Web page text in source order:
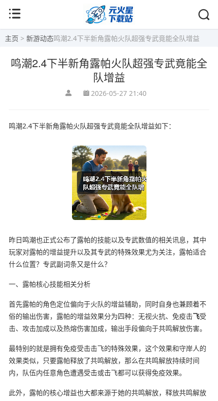
主页 > 新游动态鸣潮2.4下半新角露帕火队超强专武竟能全队增益
鸣潮2.4下半新角露帕火队超强专武竟能全
队增益
2026-05-27 21:40
鸣潮2.4下半新角露帕火队超强专武竟能全队增益如下：
昨日鸣潮也正式公布了露帕的技能以及专武数值的相关讯息，其中
玩家对露帕的增益提升以及其专武的特殊效果尤为关注，露帕适合
什么位置？专武副词条又是什么？
一、露帕核心技能相关分析
首先露帕的角色定位偏向于火队的增益辅助，同时自身也兼顾着不
俗的输出伤害，露帕的增益效果分为四种：无视火抗、免疫击飞受
击、攻击加成以及热熔伤害加成，输出手段偏向于共鸣解放伤害。
最特别的就是拥有免疫受击击飞的特殊效果，这个效果和守岸人的
效果类似，只要露帕释放了共鸣解放，那么在共鸣解放持续时间
内，队伍内任意角色遭遇受击或击飞都可以获得免疫效果。
此外，露帕的核心增益也大都来源于她的共鸣解放，释放共鸣解放